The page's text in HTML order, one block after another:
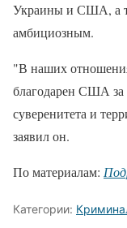
Украины и США, а
амбициозным.
"В наших
благодарен США
суверенитета и
заявил он.
По материалам:
Категории: